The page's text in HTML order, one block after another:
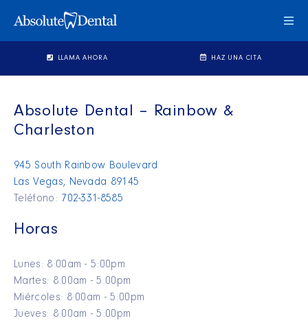
LLAMA AHORA HAZ UNA CITA
Absolute Dental – Rainbow &
Charleston
945 South Rainbow Boulevard
Las Vegas, Nevada 89145
Teléfono: 702-331-8585
Horas
Lunes: 8:00am - 5:00pm
Martes: 8:00am - 5:00pm
Miércoles: 8:00am - 5:00pm
Jueves: 8:00am - 5:00pm